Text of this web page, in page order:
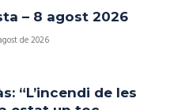
– 8 agost 2026
de 2026
“L’incendi de les